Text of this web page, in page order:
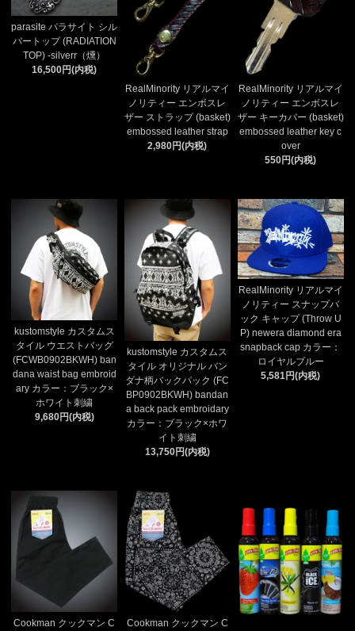
parasite パラサイト シル
バートップ (RADIATION
TOP) -silverr（燻）
16,500円(内税)
RealMinority リアルマイ
ノリティー エンボスレ
ザー ストラップ (basket)
embossed leather strap
2,980円(内税)
RealMinority リアルマイ
ノリティー エンボスレ
ザー キーカバー (basket)
embossed leather key c
over
550円(内税)
kustomstyle カスタムス
タイル ウエストバッグ
(FCWB0902BKWH) ban
dana waist bag embroid
ary カラー：ブラック×
ホワイト刺繍
9,680円(内税)
kustomstyle カスタムス
タイル オリジナル バン
ダナ柄バックパック (FC
BP0902BKWH) bandan
a back pack embroidary
カラー：ブラック×ホワ
イト刺繍
13,750円(内税)
RealMinority リアルマイ
ノリティー スナップバ
ック キャップ (Throw U
P) newera diamond era
snapback cap カラー：
ロイヤルブルー
5,581円(内税)
Cookman クックマン C
Cookman クックマン C